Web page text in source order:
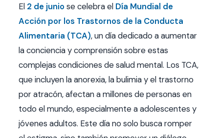
El 2 de junio se celebra el Día Mundial de
Acción por los Trastornos de la Conducta
Alimentaria (TCA), un día dedicado a aumentar
la conciencia y comprensión sobre estas
complejas condiciones de salud mental. Los TCA,
que incluyen la anorexia, la bulimia y el trastorno
por atracón, afectan a millones de personas en
todo el mundo, especialmente a adolescentes y
jóvenes adultos. Este día no solo busca romper